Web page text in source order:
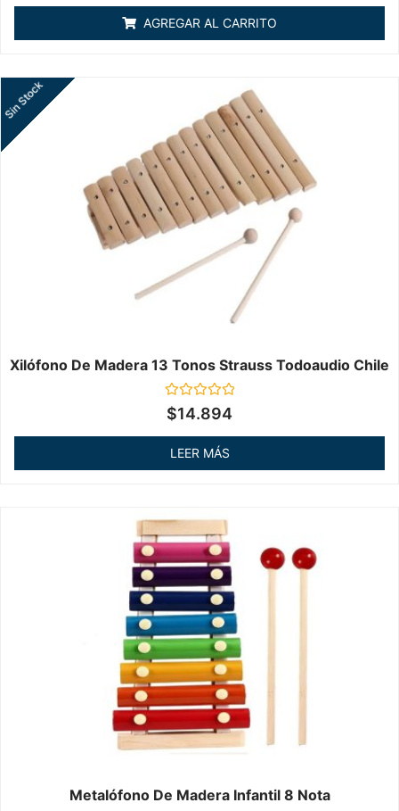
5
AGREGAR AL CARRITO
Xilófono De Madera 13 Tonos Strauss Todoaudio Chile
Valorado
en
Sin Stock
$14.894
LEER MÁS
Metalófono De Madera Infantil 8 Nota